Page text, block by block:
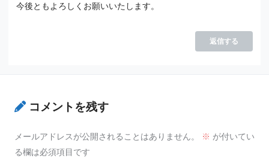
今後ともよろしくお願いいたします。
返信する
コメントを残す
メールアドレスが公開されることはありません。 ※ が付いてい
る欄は必須項目です